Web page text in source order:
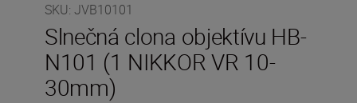
SKU: JVB10101
Slnečná clona objektívu HB-
N101 (1 NIKKOR VR 10-
30mm)